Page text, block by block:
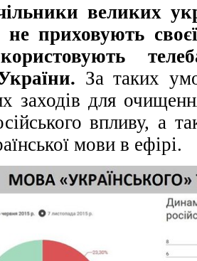
великих
не приховують
За таких
заходів для
впливу, а
мови в ефірі.